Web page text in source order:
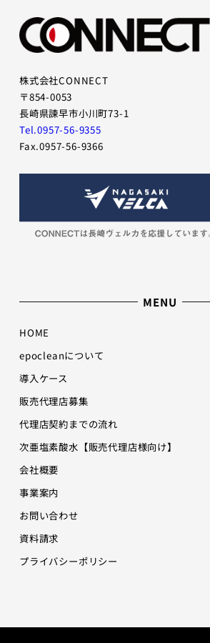
項
目
項
目
株式会社CONNECT
〒854-0053
長崎県諫早市小川町73-1
Tel.0957-56-9355
Fax.0957-56-9366
MENU
HOME
epocleanについて
導入ケース
販売代理店募集
代理店契約までの流れ
次亜塩素酸水【販売代理店様向け】
会社概要
事業案内
お問い合わせ
資料請求
プライバシーポリシー